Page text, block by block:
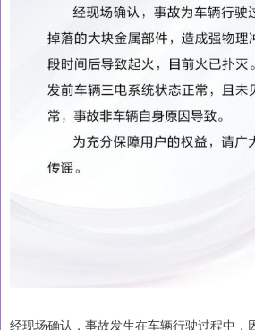
经现场确认，事故发生在车辆行驶过程中，